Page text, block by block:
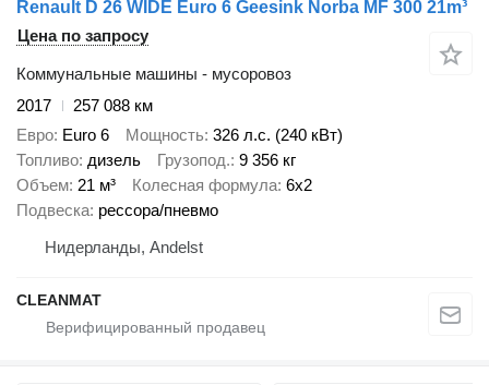
Renault D 26 WIDE Euro 6 Geesink Norba MF 300 21m³
Цена по запросу
Коммунальные машины - мусоровоз
2017
257 088 км
Евро Euro 6 Мощность 326 л.с. (240 кВт)
Топливо дизель Грузопод. 9 356 кг
Объем 21 м³ Колесная формула 6x2
Подвеска рессора/пневмо
Нидерланды, Andelst
CLEANMAT